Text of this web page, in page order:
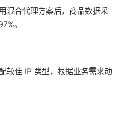
混合代理方案后，商品数据采
。
较佳 IP 类型，根据业务需求动